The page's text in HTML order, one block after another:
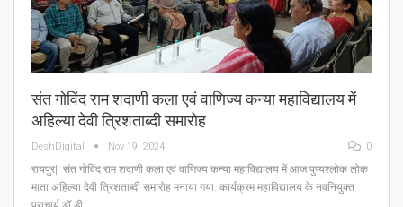
संत गोविंद राम शदाणी कला एवं वाणिज्य कन्या महाविद्यालय में
अहिल्या देवी त्रिशताब्दी समारोह
DeshDigital Nov 19, 2024 0
रायपुर| संत गोविंद राम शदाणी कला एवं वाणिज्य कन्या महाविद्यालय में आज पुण्यश्लोक लोक
माता अहिल्या देवी त्रिशताब्दी समारोह मनाया गया. कार्यक्रम महाविद्यालय के नवनियुक्त